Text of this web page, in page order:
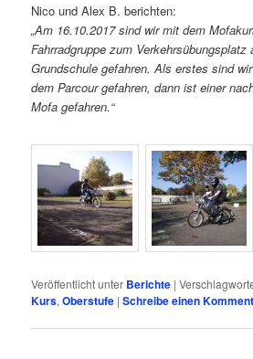
Nico und Alex B. berichten:
„Am 16.10.2017 sind wir mit dem
Fahrradgruppe zum Verkehrsübungsplatz
Grundschule gefahren. Als erstes sind
dem Parcour gefahren, dann ist einer
Mofa gefahren.“
Veröffentlicht unter Berichte |
Kurs,Oberstufe |Schreibe einen